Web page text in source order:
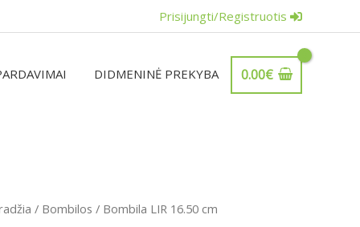
Prisijungti/Registruotis
DIDMENINĖ PREKYBA 0.00€
/ Bombilos / Bombila LIR 16.50 cm